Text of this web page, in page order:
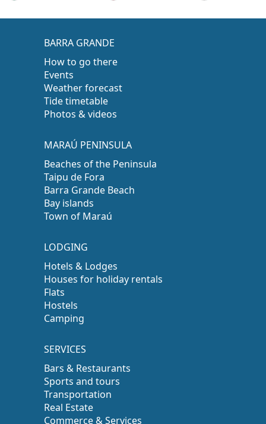
BARRA GRANDE
How to go there
Events
Weather forecast
Tide timetable
Photos & videos
MARAÚ PENINSULA
Beaches of the Peninsula
Taipu de Fora
Barra Grande Beach
Bay islands
Town of Maraú
LODGING
Hotels & Lodges
Houses for holiday rentals
Flats
Hostels
Camping
SERVICES
Bars & Restaurants
Sports and tours
Transportation
Real Estate
Commerce & Services